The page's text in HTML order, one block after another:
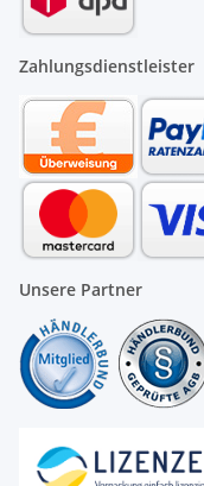
Zahlungsdienstleister
Unsere Partner